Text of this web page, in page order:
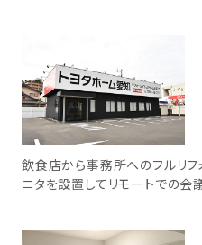
飲食店から事務所へのフルリフ
ニタを設置してリモートでの